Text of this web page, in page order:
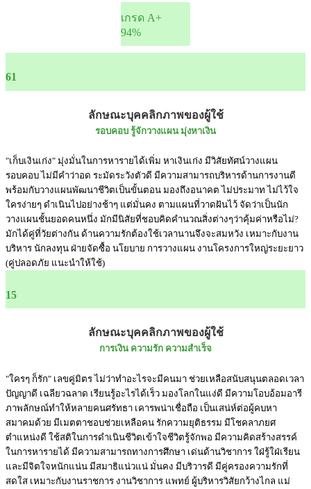
เกรด A+
94%
61
ลักษณะบุคคลิกภาพของผู้ใช้
รอบคอบ รู้จักวางแผน มุ่งหาเงิน
"เก็บเงินเก่ง" มุ่งมั่นในการหารายได้เพิ่ม หาเงินเก่ง มีวิสัยทัศน์วางแผน
รอบคอบ ไม่มีคำว่าอด ระมัดระวังตัวดี มีความสามารถบริหารด้านการงานดี
พร้อมกับวางแผนพัฒนาชีวิตเป็นขั้นตอน มองถึงอนาคต ไม่ประมาท ไม่ไว้ใจ
ใครง่ายๆ ดำเนินไปอย่างช้าๆ แต่มั่นคง ตามแผนที่วาดฝันไว้ จัดว่าเป็นนัก
วางแผนชั้นยอดคนหนึ่ง มักมีนิสัยที่ชอบคิดคำนวณสิ่งต่างๆว่าคุ้มค่าหรือไม่?
มักได้คู่ที่วัยต่างกัน ด้านความรักต้องใช้เวลานานจึงจะสมหวัง เหมาะกับงาน
บริหาร นักลงทุน ฝ่ายจัดซื้อ นโยบาย การวางแผน งานโครงการใหญ่ระยะยาว
(คู่ปลอดภัย แนะนำให้ใช้)
15
ลักษณะบุคคลิกภาพของผู้ใช้
การเงิน ความรัก ความสำเร็จ
"ใครๆ ก็รัก" เลขคู่มิตร ไม่ว่าทำอะไรจะมีคนมา ช่วยเหลือสนับสนุนตลอดเวลา
ปัญญาดี เฉลียวฉลาด เรียนรู้อะไรได้เร็ว มองโลกในแง่ดี มีความโอบอ้อมอารี
ภาพลักษณ์ทำให้หลายคนศรัทธา เคารพน่าเชื่อถือ เป็นเสน่ห์ต่อผู้คบหา
สมาคมด้วย มีเมตตาชอบช่วยเหลือคน รักความยุติธรรม มีโชคลาภยศ
ตำแหน่งดี ใช้สติในการดำเนินชีวิตเข้าใจชีวิตรู้จักพอ มีความคิดสร้างสรรค์
ในการหารายได้ มีความสามารถทางการศึกษา เด่นด้านวิชาการ ใฝ่รู้ใฝ่เรียน
และมีจิตใจหนักแน่น มีสมาธิแน่วแน่ มั่นคง มีบริวารดี มีคู่ครองความรักที่
สดใส เหมาะกับงานราชการ งานวิชาการ แพทย์ ผู้บริหารวิสัยกว้างไกล แม่